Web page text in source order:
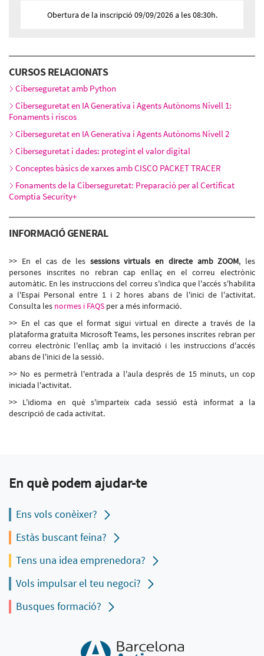
Idioma:Català
Divendres 16 d’octubre, 09:30h - 13:30h
Obertura de la inscripció 09/09/2026 a les 08:30h.
CURSOS RELACIONATS
Ciberseguretat amb Python
Ciberseguretat en IA Generativa i Agents Autònoms Nivell 1:
Fonaments i riscos
Ciberseguretat en IA Generativa i Agents Autònoms Nivell 2
Ciberseguretat i dades: protegint el valor digital
Conceptes bàsics de xarxes amb CISCO PACKET TRACER
Fonaments de la Ciberseguretat: Preparació per al Certificat
Comptia Security+
INFORMACIÓ GENERAL
>> En el cas de les sessions virtuals en directe amb ZOOM, les
persones inscrites no rebran cap enllaç en el correu electrònic
automàtic. En les instruccions del correu s'indica que l'accés s'habilita
a l'Espai Personal entre 1 i 2 hores abans de l'inici de l'activitat.
Consulta les normes i FAQS per a més informació.
>> En el cas que el format sigui virtual en directe a través de la
plataforma gratuïta Microsoft Teams, les persones inscrites rebran per
correu electrònic l'enllaç amb la invitació i les instruccions d'accés
abans de l'inici de la sessió.
>> No es permetrà l'entrada a l'aula després de 15 minuts, un cop
iniciada l'activitat.
>> L'idioma en què s'imparteix cada sessió està informat a la
descripció de cada activitat.
En què podem ajudar-te
Ens vols conèixer?
Estàs buscant feina?
Tens una idea emprenedora?
Vols impulsar el teu negoci?
Busques formació?